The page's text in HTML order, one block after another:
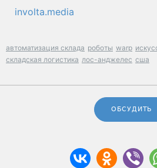
involta.media
автоматизация склада роботы warp
складская логистика лос-анджелес сша
ОБСУДИТЬ